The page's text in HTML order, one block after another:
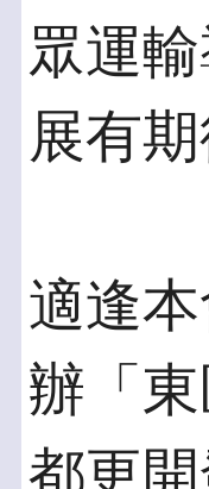
眾運
展有
適逢
辦「
都更